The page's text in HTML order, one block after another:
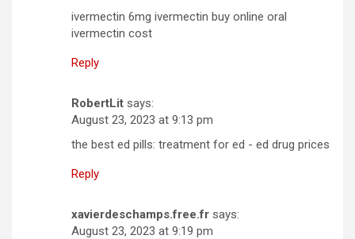
ivermectin 6mg ivermectin buy online oral
ivermectin cost
Reply
RobertLit says:
August 23, 2023 at 9:13 pm
the best ed pills: treatment for ed - ed drug prices
Reply
xavierdeschamps.free.fr says:
August 23, 2023 at 9:19 pm